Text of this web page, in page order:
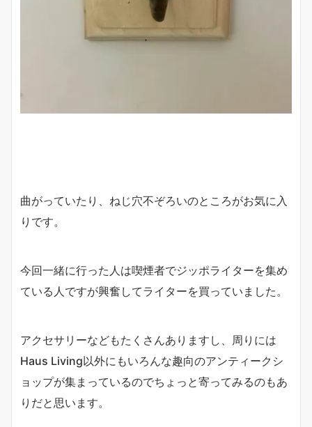
曲がっていたり、ねじ穴不ぞろいのところがお気に入
りです。
今回一緒に行った人は喫煙者でジッポライターを集め
ている人ですが興奮してライターを買っていました。
アクセサリーなどもたくさんありますし、周りには
Haus Living以外にもいろんな趣向のアンティークシ
ョップが集まっているのでちょっと寄ってみるのもあ
りだと思います。